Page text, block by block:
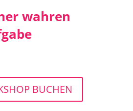
wahren
BUCHEN